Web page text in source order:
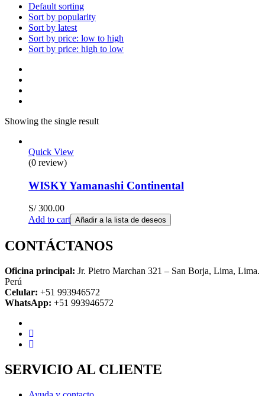
Default sorting
Sort by popularity
Sort by latest
Sort by price: low to high
Sort by price: high to low
Showing the single result
Quick View
(0 review)
WISKY Yamanashi Continental
S/300.00
Add to cart Añadir a la lista de deseos
CONTÁCTANOS
Oficina principal: Jr. Pietro Marchan 321 – San Borja, Lima, Lima.
Perú
Celular: +51 993946572
WhatsApp: +51 993946572
SERVICIO AL CLIENTE